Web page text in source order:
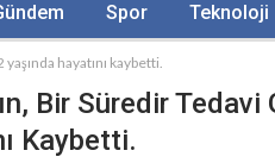
Spor Teknoloji
hayatını kaybetti.
Bir Süredir
Kaybetti.